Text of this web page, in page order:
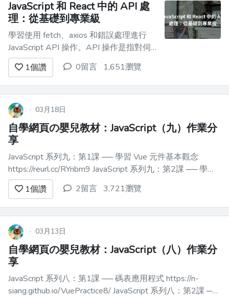
JavaScript 和 React 中的 API 處
理：從基礎到專業級
學習使用 fetch、axios 和錯誤處理進行
JavaScript API 操作。API 操作是指對伺
服器進行 HTTP 請求，以獲取或發送數
據。 你好，我的前端開發夥伴們，今天
我將討論 JavaScript 中一個最重要的概
念：API 操作。 - 我首先會在 [Scribbler....
1個讚 0留言 1,651瀏覽
· 03月18日
自學網頁の嬰兒教材：JavaScript（九）作業分
享
JavaScript 系列九：第1課 ── 學習 Vue 元件基本觀念
https://reurl.cc/RYnbm9 JavaScript 系列九：第2課 ── 學習
Vue 的 props 觀念 https://reurl.cc/yR1MzM JavaScript 系列
九：第3課...
1個讚 2留言 3,721瀏覽
· 03月13日
自學網頁の嬰兒教材：JavaScript（八）作業分
享
JavaScript 系列八：第1課 ── 碼表應用程式 https://n-
siang.github.io/VuePractice8/ JavaScript 系列八：第2課 ──